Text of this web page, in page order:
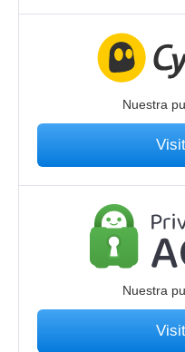
Nuestra
Nuestra